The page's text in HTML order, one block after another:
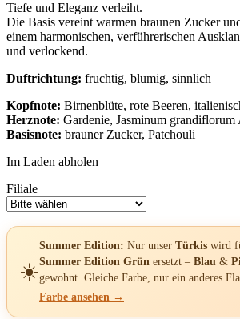
Tiefe und Eleganz verleiht.
Die Basis vereint warmen braunen Zucker
einem harmonischen, verführerischen
und verlockend.
Duftrichtung: fruchtig, blumig, sinnlich
Kopfnote: Birnenblüte, rote Beeren,
Herznote: Gardenie, Jasminum grandiflorum
Basisnote: brauner Zucker, Patchouli
Im Laden abholen
Filiale
☀️
Summer Edition: Nur unser Türkis wird
Summer Edition Grün ersetzt – Blau &
gewohnt. Gleiche Farbe, nur ein anderes
Farbe ansehen →